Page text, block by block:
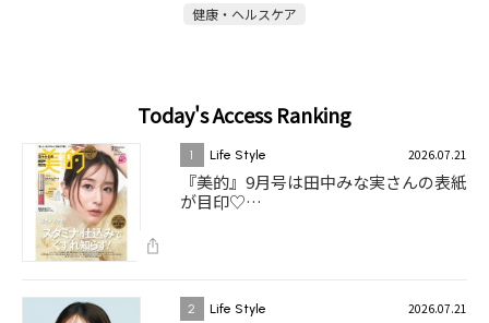
健康・ヘルスケア
Today's Access Ranking
1 Life Style 2026.07.21
『美的』9月号は田中みな実さんの表紙
が目印♡…
2 Life Style 2026.07.21